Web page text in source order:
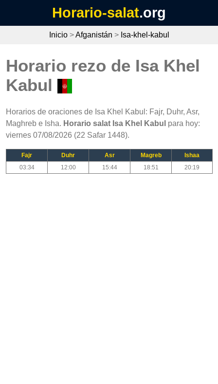
Horario-salat.org
Inicio>Afganistán > Isa-khel-kabul
Horario rezo de Isa Khel
Kabul
Horarios de oraciones de Isa Khel Kabul: Fajr, Duhr, Asr,
Maghreb e Isha. Horario salat Isa Khel Kabul para hoy:
viernes 07/08/2026 (22 Safar 1448).
Fajr Duhr Asr Magreb
Ishaa
03:34
12:00 15:44 18:51 20:19